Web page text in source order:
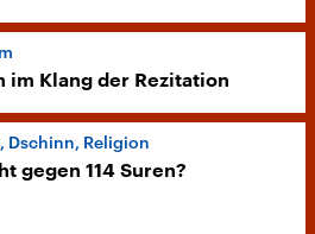
im Klang der Rezitation
Dschinn, Religion
gegen 114 Suren?